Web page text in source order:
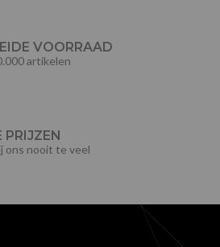
VOORRAAD
artikelen
PRIJZEN
ons nooit te veel